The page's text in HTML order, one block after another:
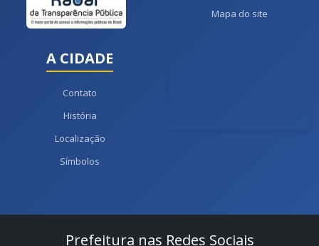
Mapa do site
A CIDADE
Contato
História
Localização
Símbolos
Prefeitura nas Redes Sociais